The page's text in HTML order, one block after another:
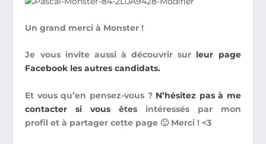
Un grand merci à Monster !
Je vous invite aussi à découvrir sur leur page
Facebook les autres candidats.
Et vous qu’en pensez-vous ? N’hésitez pas à me
contacter si vous êtes intéressés par mon
profil et à partager cette page 🙂 Merci ! <3